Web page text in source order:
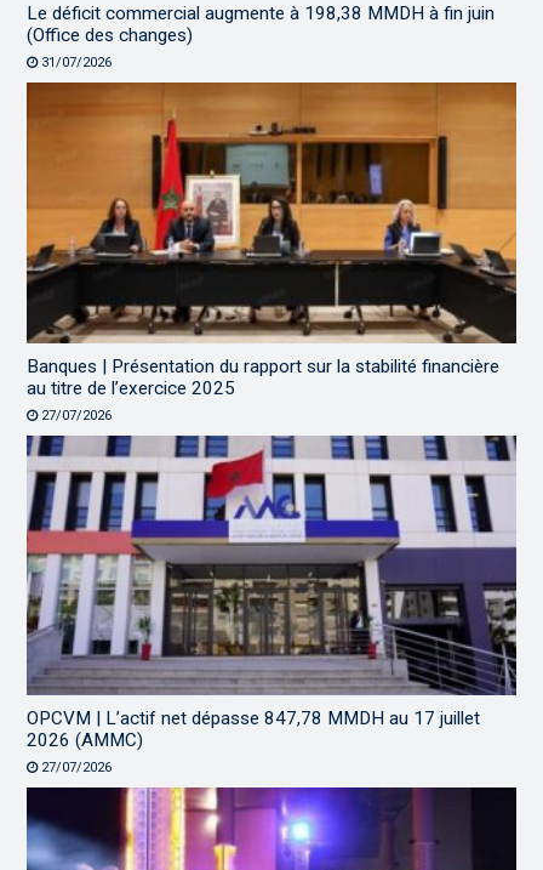
Le déficit commercial augmente à 198,38 MMDH à fin juin
(Office des changes)
31/07/2026
Banques | Présentation du rapport sur la stabilité financière
au titre de l’exercice 2025
27/07/2026
OPCVM | L’actif net dépasse 847,78 MMDH au 17 juillet
2026 (AMMC)
27/07/2026